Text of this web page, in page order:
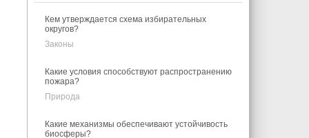
Кем утверждается схема избирательных
округов?
Законы
Какие условия способствуют распространению
пожара?
Природа
Какие механизмы обеспечивают устойчивость
биосферы?